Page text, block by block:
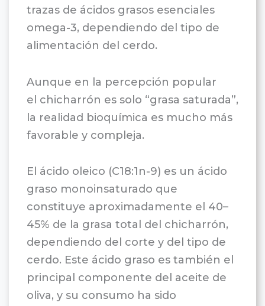
trazas de ácidos grasos esenciales
omega-3, dependiendo del tipo de
alimentación del cerdo.
Aunque en la percepción popular
el chicharrón es solo “grasa saturada”,
la realidad bioquímica es mucho más
favorable y compleja.
El ácido oleico (C18:1n-9) es un ácido
graso monoinsaturado que
constituye aproximadamente el 40–
45% de la grasa total del chicharrón,
dependiendo del corte y del tipo de
cerdo. Este ácido graso es también el
principal componente del aceite de
oliva, y su consumo ha sido